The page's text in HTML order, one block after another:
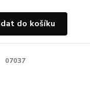
do košíku
07037